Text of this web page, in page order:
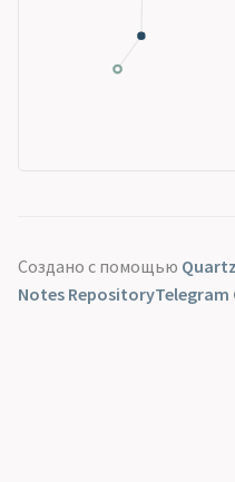
Создано с помощью
Notes RepositoryTelegram